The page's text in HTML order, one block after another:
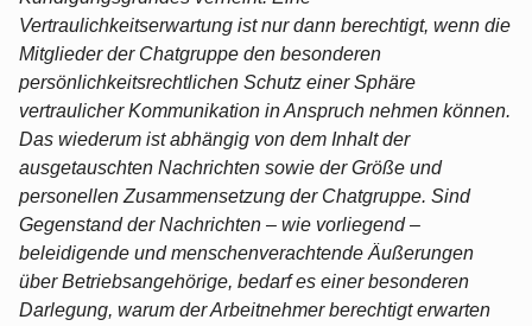
Vertraulichkeitserwartung ist nur dann berechtigt, wenn die
Mitglieder der Chatgruppe den besonderen
persönlichkeitsrechtlichen Schutz einer Sphäre
vertraulicher Kommunikation in Anspruch nehmen können.
Das wiederum ist abhängig von dem Inhalt der
ausgetauschten Nachrichten sowie der Größe und
personellen Zusammensetzung der Chatgruppe. Sind
Gegenstand der Nachrichten – wie vorliegend –
beleidigende und menschenverachtende Äußerungen
über Betriebsangehörige, bedarf es einer besonderen
Darlegung, warum der Arbeitnehmer berechtigt erwarten